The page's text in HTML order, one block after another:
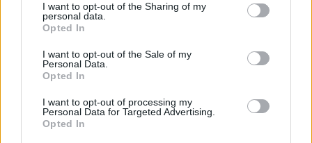
I want to opt-out of the Sharing of my
personal data.
Opted In
I want to opt-out of the Sale of my
Personal Data.
Opted In
I want to opt-out of processing my
Personal Data for Targeted Advertising.
Opted In
Πριν 4 ημέρες